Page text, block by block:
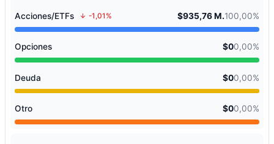
Acciones/ETFs -1,01% $935,76 M.100,00%
Opciones $00,00%
Deuda $00,00%
Otro $00,00%